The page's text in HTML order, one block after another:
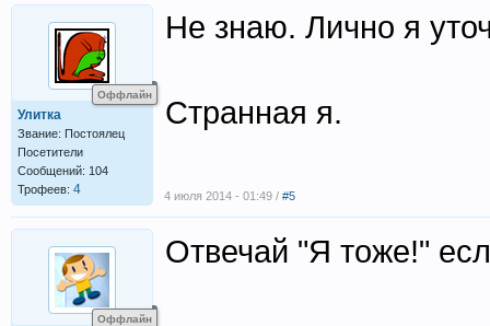
Оффлайн
Улитка
Звание: Постоялец
Посетители
Сообщений: 104
Трофеев: 4
Не знаю. Лично я
Странная я.
4 июля 2014 - 01:49 / #5
Оффлайн
Отвечай "Я тоже!"